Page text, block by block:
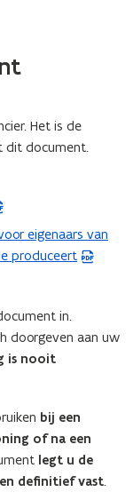
Het is de
dit document.
eigenaars van
produceert
in.
doorgeven aan uw
is nooit
bij een
of na een
legt u de
definitief vast.